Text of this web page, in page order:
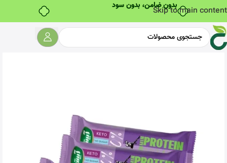
بدون ضامن، بدون سودSkip to main content